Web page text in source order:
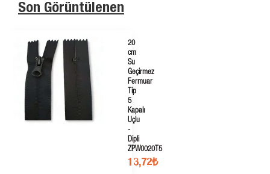
Son Görüntülenen
20
cm
Su
Geçirmez
Fermuar
Tip
5
Kapalı
Uçlu
-
Dipli
ZPW0020T5
13,72₺